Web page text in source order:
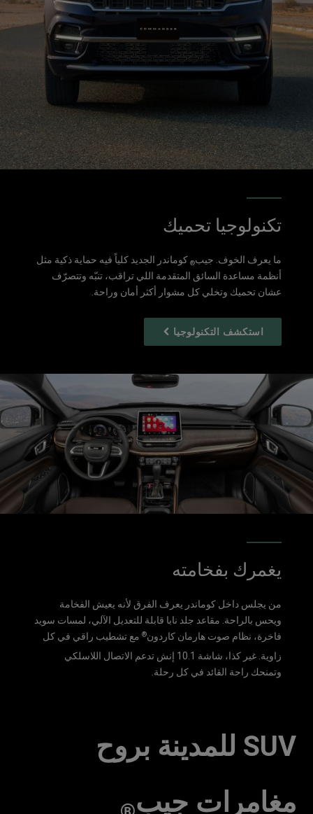
تكنولوجيا تحميك
ما يعرف الخوف. جيب® كوماندر الجديد كلياً فيه حماية ذكية مثل
أنظمة مساعدة السائق المتقدمة اللي تراقب، تنبّه وتتصرّف
عشان تحميك وتخلي كل مشوار أكثر أمان وراحة.
استكشف التكنولوجيا
يغمرك بفخامته
من يجلس داخل كوماندر يعرف الفرق لأنه يعيش الفخامة
ويحس بالراحة. مقاعد جلد نابا قابلة للتعديل الآلي، لمسات سويد
فاخرة، نظام صوت هارمان كاردون® مع تشطيب راقي في كل
زاوية. غير كذا، شاشة 10.1 إنش تدعم الاتصال اللاسلكي
وتمنحك راحة القائد في كل رحلة.
SUV للمدينة بروح
مغامرات جيب